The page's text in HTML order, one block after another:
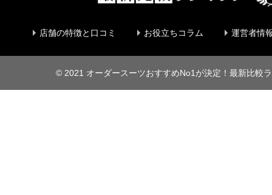
店舗の特徴と口コミ お役立ちコラム 運営者情
© 2021 オーダースーツおすすめNo1が決定！最新比較